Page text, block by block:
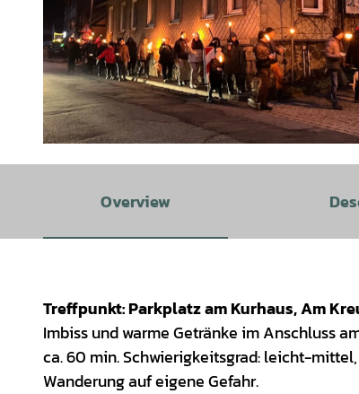
Overview
Treffpunkt: Parkplatz am Kurhaus, Am
Imbiss und warme Getränke im Anschluss
ca. 60 min. Schwierigkeitsgrad: leicht-
Wanderung auf eigene Gefahr.